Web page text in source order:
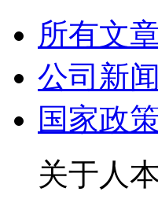
所有文
公司新闻
国家政
关于人